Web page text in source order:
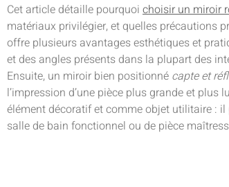
Cet article détaille pourquoi choisir un miroir
matériaux privilégier, et quelles précautions
offre plusieurs avantages esthétiques et
et des angles présents dans la plupart des
Ensuite, un miroir bien positionné capte et
l’impression d’une pièce plus grande et
élément décoratif et comme objet utilitaire : il
salle de bain fonctionnel ou de pièce